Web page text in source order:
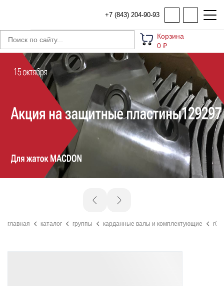
+7 (843) 204-90-93
Корзина
0 ₽
главная каталог группы карданные валы и комплектующие